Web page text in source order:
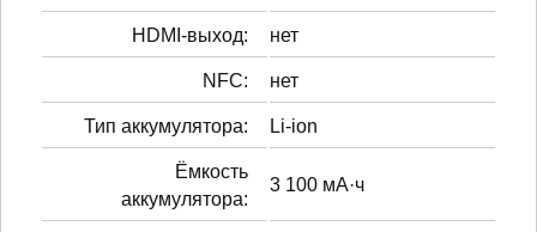
HDMI-выход: нет
NFC: нет
Тип аккумулятора: Li-ion
Ёмкость
аккумулятора:
3 100 мА·ч